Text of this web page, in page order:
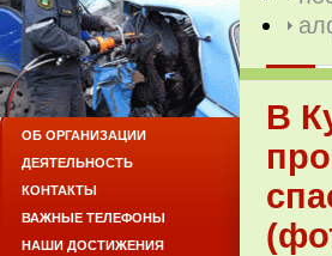
В
ОБ ОРГАНИЗАЦИИ
ДЕЯТЕЛЬНОСТЬ
КОНТАКТЫ
ВАЖНЫЕ ТЕЛЕФОНЫ
НАШИ ДОСТИЖЕНИЯ